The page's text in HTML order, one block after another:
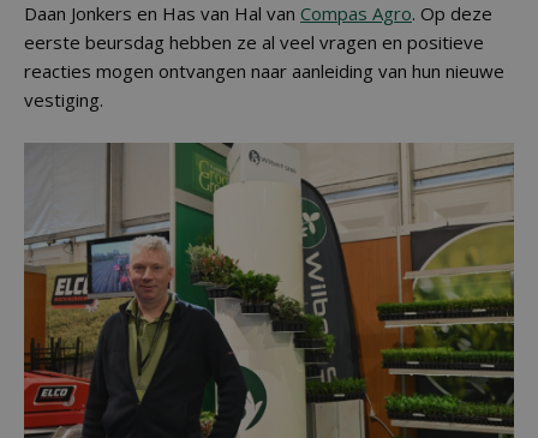
Daan Jonkers en Has van Hal van Compas Agro. Op deze
eerste beursdag hebben ze al veel vragen en positieve
reacties mogen ontvangen naar aanleiding van hun nieuwe
vestiging.